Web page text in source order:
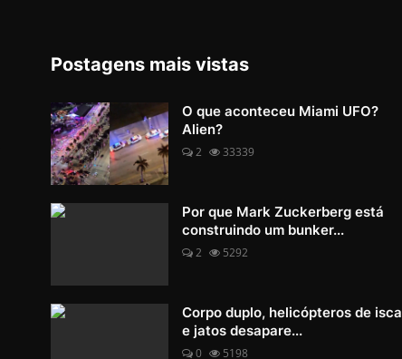
Postagens mais vistas
O que aconteceu Miami UFO?
Alien?
2 33339
Por que Mark Zuckerberg está
construindo um bunker...
2 5292
Corpo duplo, helicópteros de isca
e jatos desapare...
0 5198